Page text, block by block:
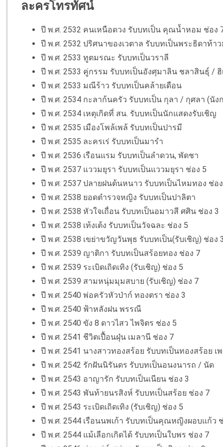
ละครโทรทัศน์
ปี พ.ศ. 2532 คนเหนือดวง รับบทเป็น คุณน้ำหอม ช่อง
ปี พ.ศ. 2532 ปริศนาของเวตาล รับบทเป็นพระธิดาท้า
ปี พ.ศ. 2533 ทูตมรณะ รับบทเป็นวราลี
ปี พ.ศ. 2533 คู่กรรม รับบทเป็นอังศุมาลิน ชลาสินธุ์ / ฮิ
ปี พ.ศ. 2533 มณีร้าว รับบทเป็นคล้ายเดือน
ปี พ.ศ. 2534 กะลาก้นครัว รับบทเป็น กุลา / กุศลา (นัง
ปี พ.ศ. 2534 เหตุเกิดที่ สน. รับบทเป็นนักแสดงรับเชิญ
ปี พ.ศ. 2535 เมืองโพล้เพล้ รับบทเป็นปารมี
ปี พ.ศ. 2535 ละครเร่ รับบทเป็นมารำ
ปี พ.ศ. 2536 เรือนแรม รับบทเป็นลำดวน, พัดชา
ปี พ.ศ. 2537 แววมยุรา รับบทเป็นแววมยุรา ช่อง 5
ปี พ.ศ. 2537 ปลายฝนต้นหนาว รับบทเป็นไหมทอง ช่อ
ปี พ.ศ. 2538 ยอดตำรวจหญิง รับบทเป็นปาลิตา
ปี พ.ศ. 2538 หัวใจเถื่อน รับบทเป็นอมาวสี ศศิน ช่อง 3
ปี พ.ศ. 2538 เท้งเต้ง รับบทเป็นวัจฉละ ช่อง 5
ปี พ.ศ. 2538 เขย่าขวัญวันพุธ รับบทเป็น(รับเชิญ) ช่อง 3
ปี พ.ศ. 2539 ญาติกา รับบทเป็นสร้อยทอง ช่อง 7
ปี พ.ศ. 2539 ระเบิดเถิดเทิง (รับเชิญ) ช่อง 5
ปี พ.ศ. 2539 สามหนุ่มมุมสบาย (รับเชิญ) ช่อง 7
ปี พ.ศ. 2540 พ่อครัวหัวป่าก์ ทองตรา ช่อง 3
ปี พ.ศ. 2540 ฟ้าหลังฝน พรรณี
ปี พ.ศ. 2540 ขัง 8 ดาวไสว ไพจิตร ช่อง 5
ปี พ.ศ. 2541 ชีวิตเปื้อนฝุ่น เมลานี ช่อง 7
ปี พ.ศ. 2541 นางสาวทองสร้อย รับบทเป็นทองสร้อย เ
ปี พ.ศ. 2542 รักฝันนิรันดร รับบทเป็นอนงนารถ / นัด
ปี พ.ศ. 2543 อาญารัก รับบทเป็นเนียน ช่อง 3
ปี พ.ศ. 2543 พันท้ายนรสิงห์ รับบทเป็นสร้อย ช่อง 7
ปี พ.ศ. 2543 ระเบิดเถิดเทิง (รับเชิญ) ช่อง 5
ปี พ.ศ. 2544 เรือนนพเก้า รับบทเป็นคุณหญิงผอบแก้ว
ปี พ.ศ. 2544 แม้เลือกเกิดได้ รับบทเป็นใบพร ช่อง 7